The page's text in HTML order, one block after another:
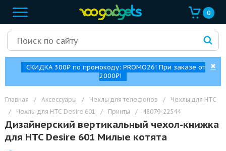
0
СКИДКА 300₽ по промокоду: PROMO26! При заказе от
2000₽!
✖
Главная / Аксессуары / Чехлы для телефонов /
Чехлы для HTC
/
Чехлы для HTC Desire 601 / Принты / 48079-22544
Дизайнерский вертикальный чехол-книжка
для HTC Desire 601 Милые котята